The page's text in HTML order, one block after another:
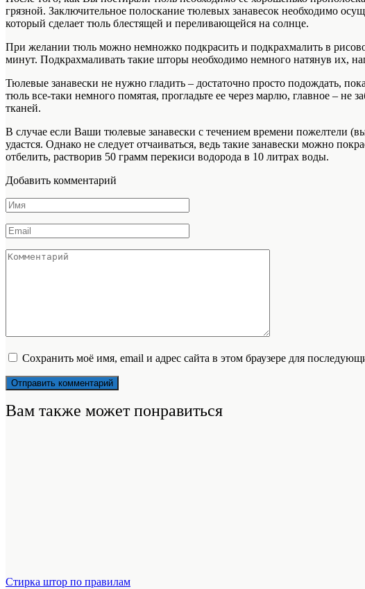
грязной. Заключительное полоскание тюлевых занавесок необходимо
который сделает тюль блестящей и переливающейся на солнце.
При желании тюль можно немножко подкрасить и подкрахмалить в
минут. Подкрахмаливать такие шторы необходимо немного натянув их,
Тюлевые занавески не нужно гладить – достаточно просто подождать,
тюль все-таки немного помятая, прогладьте ее через марлю, главное –
тканей.
В случае если Ваши тюлевые занавески с течением времени пожелтели
удастся. Однако не следует отчаиваться, ведь такие занавески можно
отбелить, растворив 50 грамм перекиси водорода в 10 литрах воды.
Добавить комментарий
Имя
*
Email
*
Комментарий
Сохранить моё имя, email и адрес сайта в этом браузере для
Вам также может понравиться
Стирка штор по правилам